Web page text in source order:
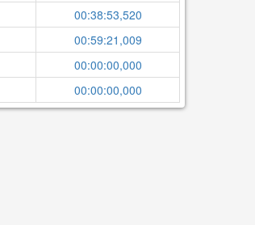
00:38:53,520
00:59:21,009
00:00:00,000
00:00:00,000